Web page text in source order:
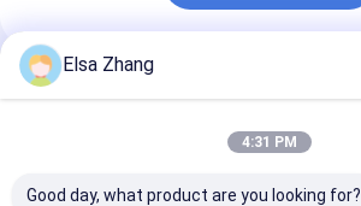
推薦されたプロダクト
Elsa Zhang
4:31 PM
Good day, what product are you looking for?